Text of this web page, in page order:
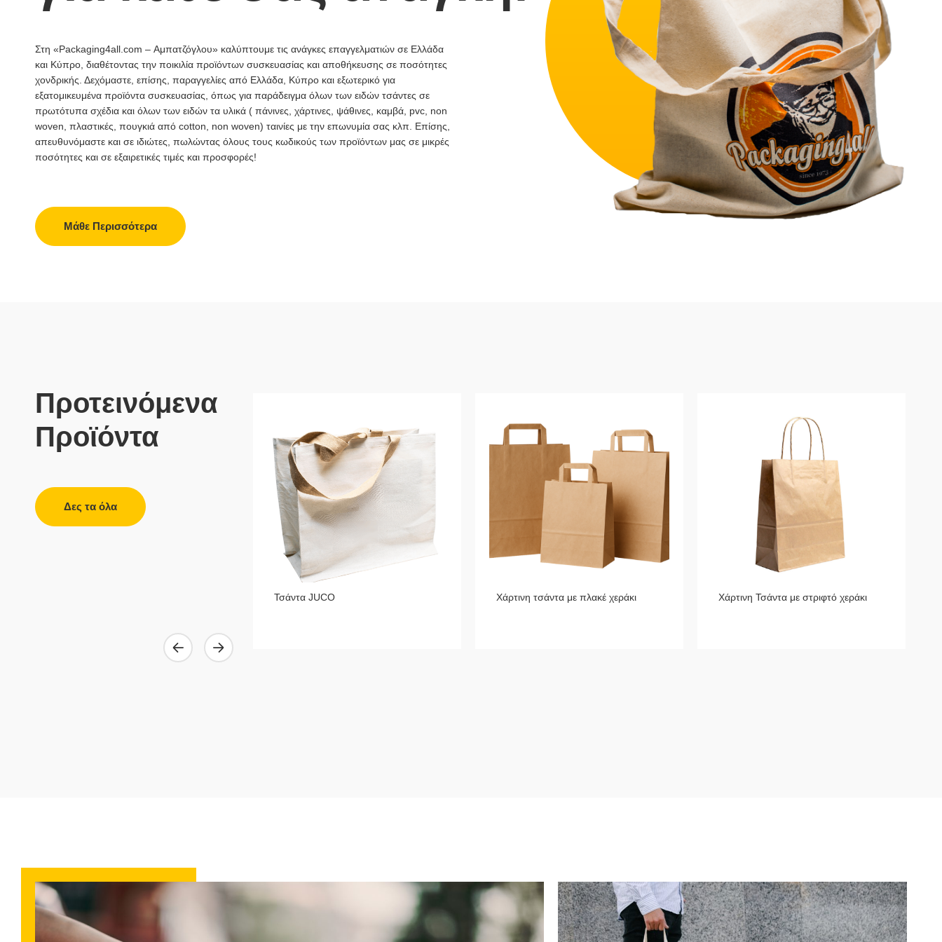
Στη «Packaging4all.com – Αμπατζόγλου» καλύπτουμε τις ανάγκες επαγγελματιών σε Ελλάδα
και Κύπρο, διαθέτοντας την ποικιλία προϊόντων συσκευασίας και αποθήκευσης σε ποσότητες
χονδρικής. Δεχόμαστε, επίσης, παραγγελίες από Ελλάδα, Κύπρο και εξωτερικό για
εξατομικευμένα προϊόντα συσκευασίας, όπως για παράδειγμα όλων των ειδών τσάντες σε
πρωτότυπα σχέδια και όλων των ειδών τα υλικά ( πάνινες, χάρτινες, ψάθινες, καμβά, pvc, non
woven, πλαστικές, πουγκιά από cotton, non woven) ταινίες με την επωνυμία σας κλπ. Επίσης,
απευθυνόμαστε και σε ιδιώτες, πωλώντας όλους τους κωδικούς των προϊόντων μας σε μικρές
ποσότητες και σε εξαιρετικές τιμές και προσφορές!
Μάθε Περισσότερα
Προτεινόμενα
Προϊόντα
Δες τα όλα
Τσάντα JUCO Χάρτινη τσάντα με πλακέ χεράκι Χάρτινη Τσάντα με στριφτό χεράκι